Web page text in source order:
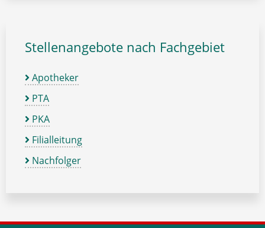
Stellenangebote nach Fachgebiet
Apotheker
PTA
PKA
Filialleitung
Nachfolger